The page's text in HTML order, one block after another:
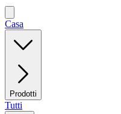
Casa
Prodotti
Tutti